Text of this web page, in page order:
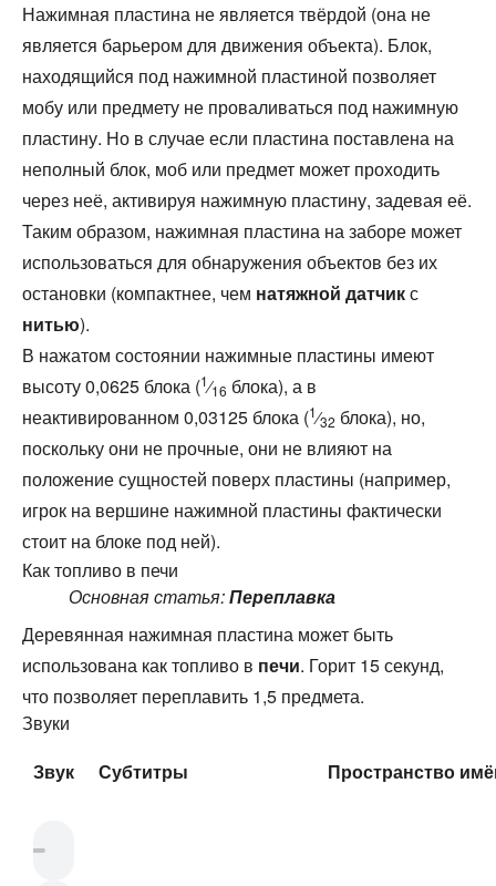
Нажимная пластина не является твёрдой (она не
является барьером для движения объекта). Блок,
находящийся под нажимной пластиной позволяет
мобу или предмету не проваливаться под нажимную
пластину. Но в случае если пластина поставлена на
неполный блок, моб или предмет может проходить
через неё, активируя нажимную пластину, задевая её.
Таким образом, нажимная пластина на заборе может
использоваться для обнаружения объектов без их
остановки (компактнее, чем натяжной датчикс
нитью).
В нажатом состоянии нажимные пластины имеют
высоту 0,0625 блока (1⁄16 блока), а в
неактивированном 0,03125 блока (1⁄32 блока), но,
поскольку они не прочные, они не влияют на
положение сущностей поверх пластины (например,
игрок на вершине нажимной пластины фактически
стоит на блоке под ней).
Как топливо в печи
Основная статья:Переплавка
Деревянная нажимная пластина может быть
использована как топливо в печи. Горит 15 секунд,
что позволяет переплавить 1,5 предмета.
Звуки
Звук
Субтитры Пространство